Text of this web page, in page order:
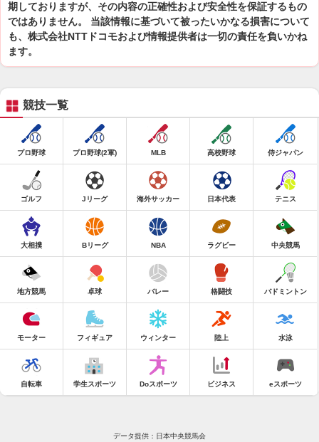
期しておりますが、その内容の正確性および安全性を保証するもの
ではありません。 当該情報に基づいて被ったいかなる損害について
も、株式会社NTTドコモおよび情報提供者は一切の責任を負いかね
ます。
競技一覧
プロ野球 プロ野球(2軍) MLB 高校野球 侍ジャパン
ゴルフ Jリーグ 海外サッカー 日本代表 テニス
大相撲 Bリーグ NBA ラグビー 中央競馬
地方競馬 卓球 バレー 格闘技 バドミントン
モーター フィギュア ウィンター 陸上 水泳
自転車 学生スポーツ Doスポーツ ビジネス eスポーツ
データ提供：日本中央競馬会